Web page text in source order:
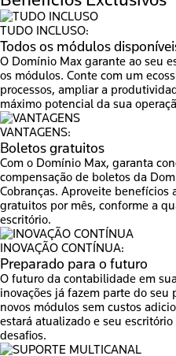
TUDO INCLUSO:
Todos os módulos
O Domínio Max garante ao seu
os módulos. Conte com um
processos, ampliar a
máximo potencial da sua
VANTAGENS:
Boletos gratuitos
Com o Domínio Max, garanta
compensação de boletos da
Cobranças. Aproveite
gratuitos por mês, conforme a
escritório.
INOVAÇÃO CONTÍNUA:
Preparado para o futuro
O futuro da contabilidade em
inovações já fazem parte do seu
novos módulos sem custos
estará atualizado e seu
desafios.